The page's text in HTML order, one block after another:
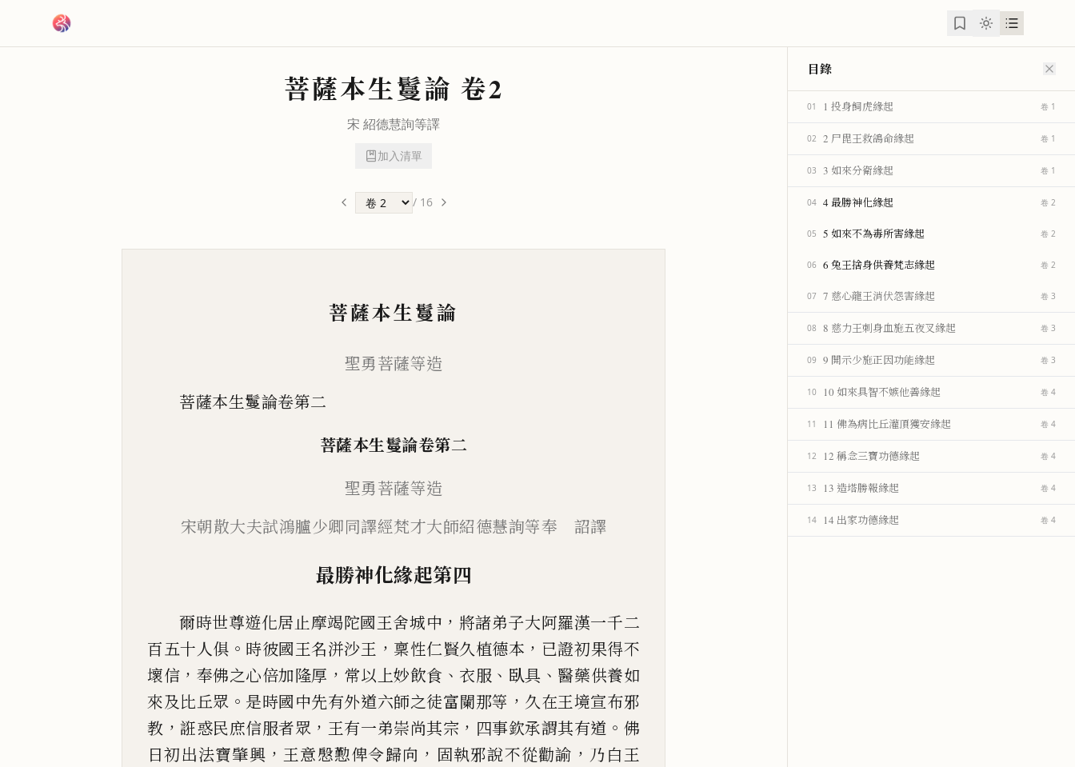
菩薩本生鬘論 卷2
宋 紹德慧詢等譯
加入清單
/ 16
菩薩本生鬘論
聖勇菩薩等造
菩薩本生鬘論卷第二
菩薩本生鬘論卷第二
聖勇菩薩等造
宋朝散大夫試鴻臚少卿同譯經梵才大師紹德慧詢等奉 詔譯
最勝神化緣起第四
爾時世尊遊化居止摩竭陀國王舍城中 ， 將諸弟子大阿羅漢一千二
百五十人俱 。 時彼國王名洴沙王 ， 稟性仁賢久植德本 ， 已證初果得不
壞信 ， 奉佛之心倍加隆厚 ， 常以 上妙飲食 、 衣服 、 臥具 、 醫藥供養如
來及比丘眾 。 是時國中先有外道六師之徒富闌那等 ， 久在王境宣布邪
教 ，誑惑民庶信服者眾 ， 王有一弟崇尚其宗 ， 四事欽承謂其有道 。 佛
日初出法寶肇興 ， 王意慇懃俾令歸向 ， 固執邪說不從勸諭 ， 乃白王
目錄
01 1 投身飼虎緣起 卷 1
02 2 尸毘王救鴿命緣起 卷 1
03 3 如來分衛緣起 卷 1
04 4 最勝神化緣起 卷 2
05 5 如來不為毒所害緣起 卷 2
06 6 兔王捨身供養梵志緣起 卷 2
07 7 慈心龍王消伏怨害緣起 卷 3
08 8 慈力王刺身血施五夜叉緣起 卷 3
09 9 開示少施正因功能緣起 卷 3
10 10 如來具智不嫉他善緣起 卷 4
11 11 佛為病比丘灌頂獲安緣起 卷 4
12 12 稱念三寶功德緣起 卷 4
13 13 造塔勝報緣起 卷 4
14 14 出家功德緣起 卷 4